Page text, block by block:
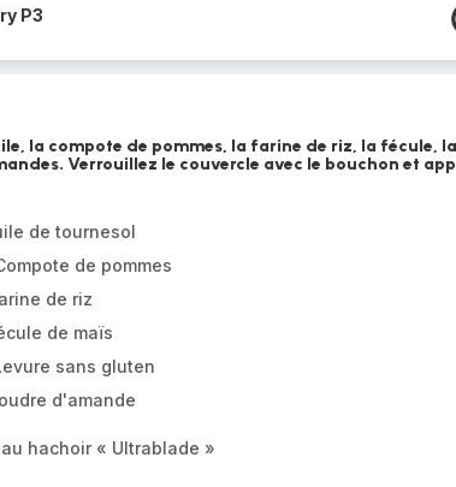
P3
la compote de pommes, la farine de riz, la fécule,
Verrouillez le couvercle avec le bouchon et
de tournesol
de pommes
de riz
de maïs
sans gluten
d'amande
hachoir « Ultrablade »